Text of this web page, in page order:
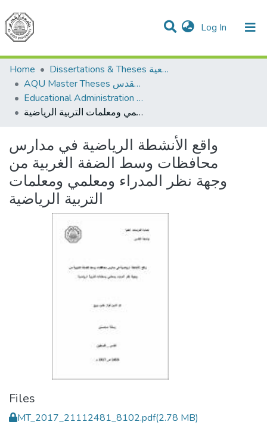
Log In (current)
Communities & Collections
All of DSpace
Home
Dissertations & Theses الرسائل الجامعية
AQU Master Theses الرسائل الجامعية الخاصة بجامعة القدس
Educational Administration الادارة التربوية
واقع الأنشطة الرياضية في مدارس محافظات وسط الضفة الغربية من وجهة نظر المدراء ومعلمي ومعلمات التربية الرياضية
واقع الأنشطة الرياضية في مدارس
محافظات وسط الضفة الغربية من
وجهة نظر المدراء ومعلمي ومعلمات
التربية الرياضية
Files
MT_2017_21112481_8102.pdf(2.78 MB)